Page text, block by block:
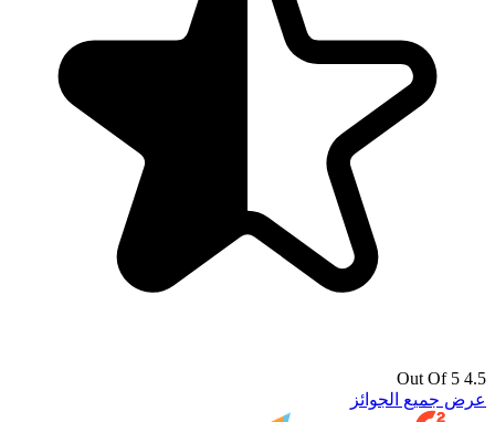
4.5 Out Of 5
عرض جميع الجوائز